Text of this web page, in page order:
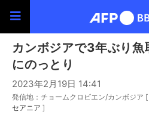
カンボジアで3年ぶり
にのっとり
2023年2月19日 14:41
発信地：チョームクロビエン/カンボジア [
セアニア ]